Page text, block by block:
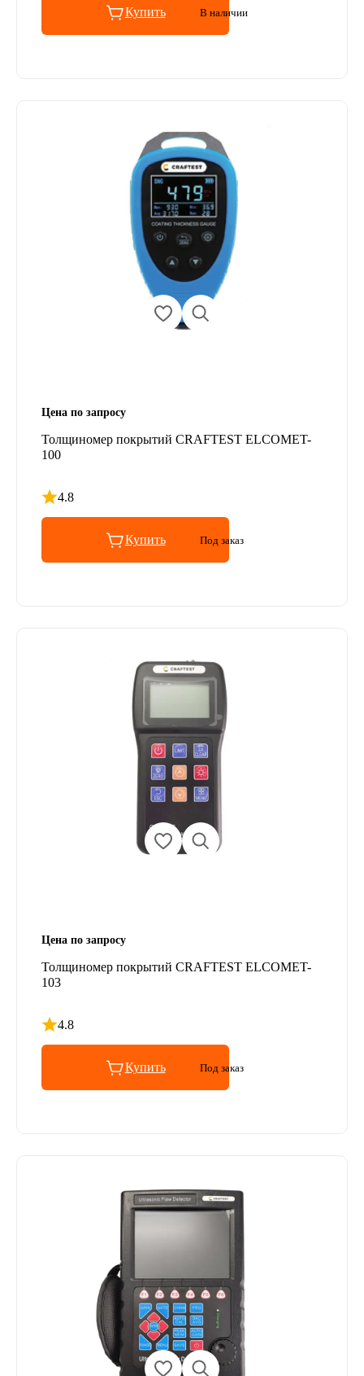
Купить В наличии
Цена по запросу
Толщиномер покрытий CRAFTEST ELCOMET-
100
4.8
Рейтинг 4.8 из 5
Купить Под заказ
Цена по запросу
Толщиномер покрытий CRAFTEST ELCOMET-
103
4.8
Рейтинг 4.8 из 5
Купить Под заказ